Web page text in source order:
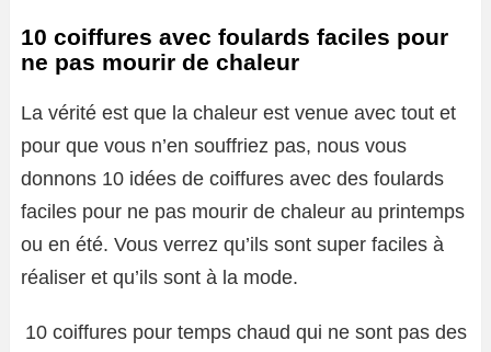
10 coiffures avec foulards faciles pour
ne pas mourir de chaleur
La vérité est que la chaleur est venue avec tout et
pour que vous n’en souffriez pas, nous vous
donnons 10 idées de coiffures avec des foulards
faciles pour ne pas mourir de chaleur au printemps
ou en été. Vous verrez qu’ils sont super faciles à
réaliser et qu’ils sont à la mode.
10 coiffures pour temps chaud qui ne sont pas des